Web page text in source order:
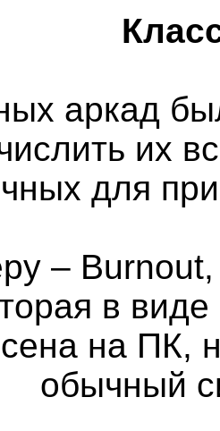
аркад
их
для
– Burnout,
в
на ПК,
обычный